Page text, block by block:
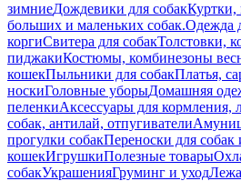
зимниеДождевики для собакКуртки,
больших и маленьких собак.Одежда
коргиСвитера для собакТолстовки,
пиджакиКостюмы, комбинезоны
кошекПыльники для собакПлатья,
носкиГоловные уборыДомашняя
пеленкиАксессуары для кормления,
собак, антилай, отпугиватели
прогулки собакПереноски для собак
кошекИгрушкиПолезные товары
собакУкрашенияГруминг и уход